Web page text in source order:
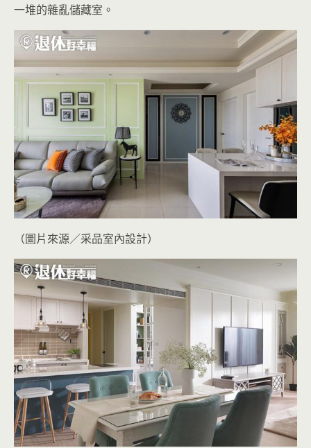
一堆的雜亂儲藏室。
（圖片來源／采品室內設計）